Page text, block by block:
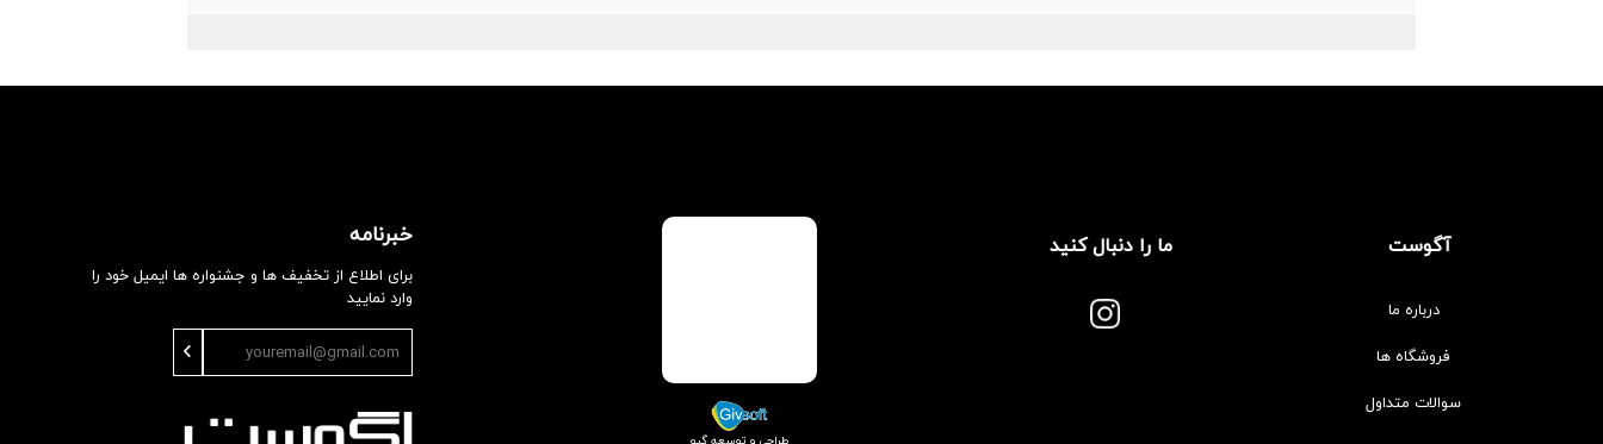
آگوست
درباره ما
فروشگاه ها
سوالات متداول
ما را دنبال کنید
طراحی و توسعه گیو
خبرنامه
برای اطلاع از تخفیف ها و جشنواره ها ایمیل خود را
وارد نمایید